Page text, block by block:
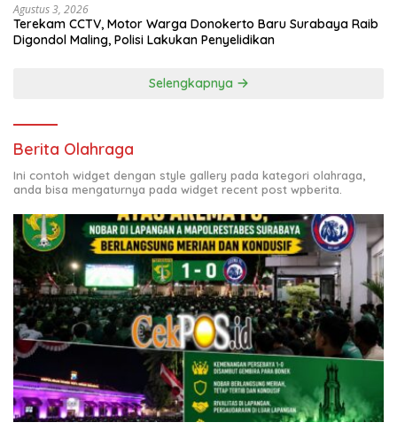
Agustus 3, 2026
Terekam CCTV, Motor Warga Donokerto Baru Surabaya Raib
Digondol Maling, Polisi Lakukan Penyelidikan
Selengkapnya
Berita Olahraga
Ini contoh widget dengan style gallery pada kategori olahraga,
anda bisa mengaturnya pada widget recent post wpberita.